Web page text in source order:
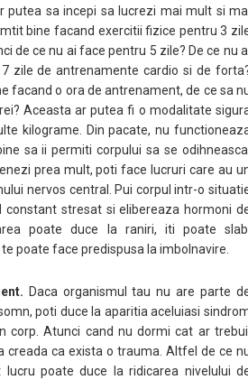
putea sa incepi sa lucrezi mai mult si
bine facand exercitii fizice pentru 3
de ce nu ai face pentru 5 zile? De ce nu
zile de antrenamente cardio si de
facand o ora de antrenament, de ce sa
Aceasta ar putea fi o modalitate
kilograme. Din pacate, nu
sa ii permiti corpului sa se
prea mult, poti face lucruri care au
nervos central. Pui corpul intr-o
constant stresat si elibereaza hormoni
poate duce la raniri, iti poate
poate face predispusa la imbolnavire.
Daca organismul tau nu are parte
poti duce la aparitia aceluiasi
corp. Atunci cand nu dormi cat ar
creada ca exista o trauma. Altfel de ce
lucru poate duce la ridicarea nivelului